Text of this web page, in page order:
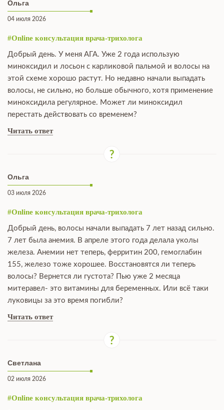
Ольга
04 июля 2026
#Online консультация врача-трихолога
Добрый день. У меня АГА. Уже 2 года использую
миноксидил и лосьон с карликовой пальмой и волосы на
этой схеме хорошо растут. Но недавно начали выпадать
волосы, не сильно, но больше обычного, хотя применение
миноксидила регулярное. Может ли миноксидил
перестать действовать со временем?
Читать ответ
Ольга
03 июля 2026
#Online консультация врача-трихолога
Добрый день, волосы начали выпадать 7 лет назад сильно.
7 лет была анемия. В апреле этого года делала уколы
железа. Анемии нет теперь, ферритин 200, гемоглабин
155, железо тоже хорошее. Восстановятся ли теперь
волосы? Вернется ли густота? Пью уже 2 месяца
митеравел- это витамины для беременных. Или всё таки
луковицы за это время погибли?
Читать ответ
Светлана
02 июля 2026
#Online консультация врача-трихолога